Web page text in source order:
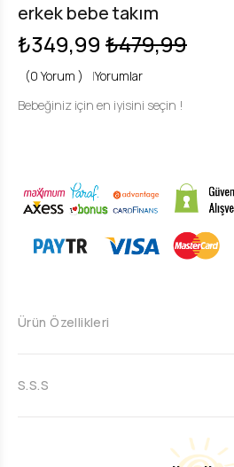
erkek bebe takım
₺349,99 ₺479,99
(0 Yorum ) |Yorumlar
Bebeğiniz için en iyisini seçin !
Ürün Özellikleri
S.S.S